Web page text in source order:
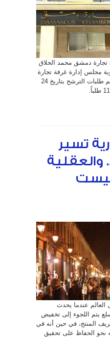
لعضوية
غرفة
تجارة
دمشق..
و4900
يحق
لهم
الانتخاب
مغلقة
دمشق محمد الحلاق
مجلس إدارة غرفة تجارة
دمشق بلغ منذ فتح باب تقديم طلبات الترشح بتاريخ 24
تسير
والعقلية
التسويقية
ابتكارية
مغلقة
عندما يحدث
يتم اللجوء إلى تخفيض
المنتج، في حين أنه في
نحو الحفاظ على تحقيق